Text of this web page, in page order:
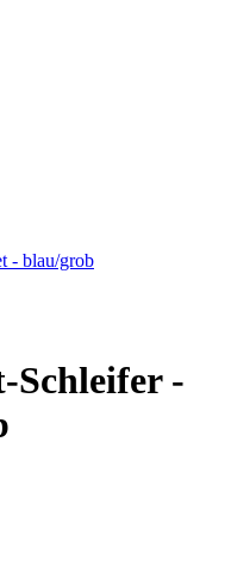
Schleifer -